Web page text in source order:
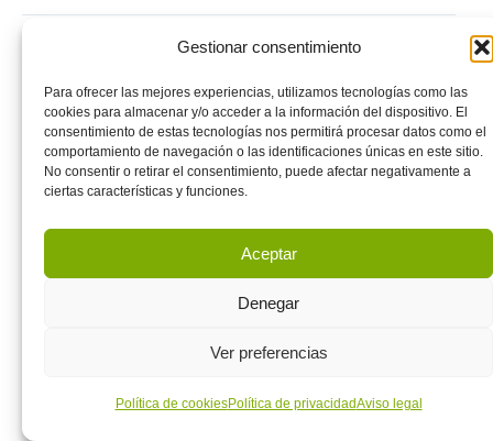
Gestionar consentimiento
Para ofrecer las mejores experiencias, utilizamos tecnologías como las
cookies para almacenar y/o acceder a la información del dispositivo. El
consentimiento de estas tecnologías nos permitirá procesar datos como el
comportamiento de navegación o las identificaciones únicas en este sitio.
No consentir o retirar el consentimiento, puede afectar negativamente a
ciertas características y funciones.
Aceptar
Denegar
Ver preferencias
Política de cookiesPolítica de privacidadAviso legal
Tu dirección de correo electrónico no será publicada. Los campos
obligatorios están marcados con*
Nombre*
Correo electrónico